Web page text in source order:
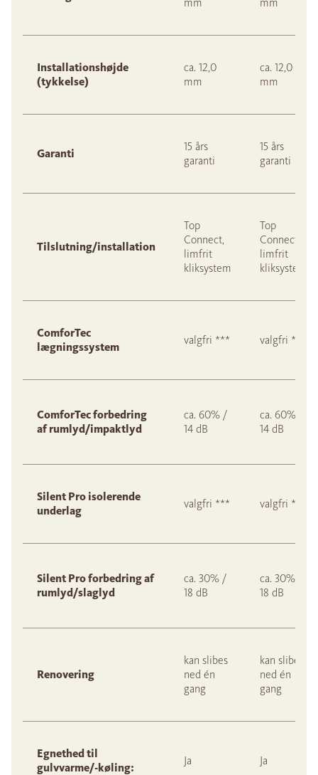
Installationshøjde
(tykkelse)
ca. 12,0
mm
ca. 12,0
mm
Garanti
15 års
garanti
15 års
garanti
Tilslutning/installation
Top
Connect,
limfrit
kliksystem
Top
Connect,
limfrit
kliksystem
ComforTec
lægningssystem
valgfri *** valgfri ***
ComforTec forbedring
af rumlyd/impaktlyd
ca. 60% /
14 dB
ca. 60% /
14 dB
Silent Pro isolerende
underlag
valgfri *** valgfri ***
Silent Pro forbedring af
rumlyd/slaglyd
ca. 30% /
18 dB
ca. 30% /
18 dB
Renovering
kan slibes
ned én
gang
kan slibes
ned én
gang
Egnethed til
gulvvarme/-køling:
Ja Ja